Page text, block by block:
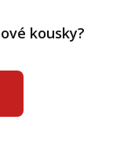
kousky?